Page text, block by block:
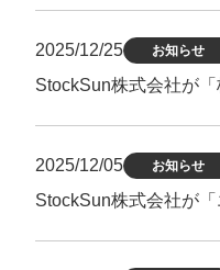
認定パートナー
動画ディレクター
インターン
正社員
2025/12/25 お知らせ
2025/12/05 お知らせ